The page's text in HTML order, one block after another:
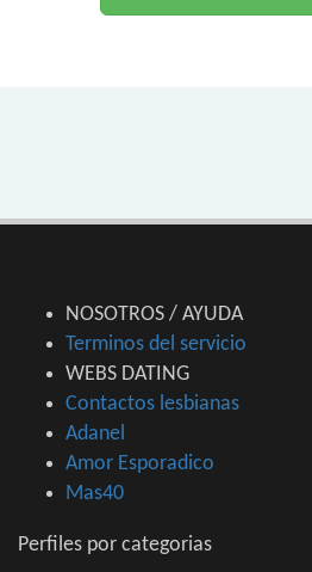
NOSOTROS / AYUDA
Terminos del servicio
WEBS DATING
Contactos lesbianas
Adanel
Amor Esporadico
Mas40
Perfiles por categorias